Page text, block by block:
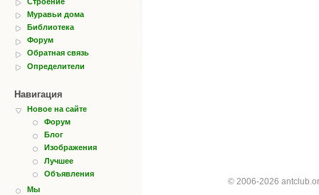
Муравьи дома
Библиотека
Форум
Обратная связь
Определители
Навигация
Новое на сайте
Форум
Блог
Изображения
Лучшее
Объявления
Мы
© 2006-2026